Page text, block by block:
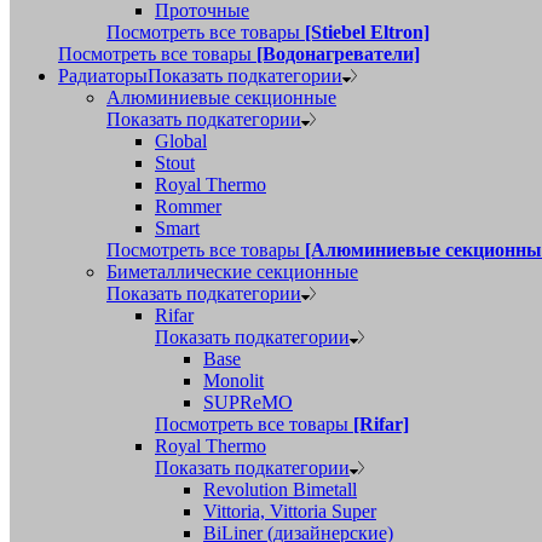
Проточные
Посмотреть все товары [Stiebel Eltron]
Посмотреть все товары [Водонагреватели]
РадиаторыПоказать подкатегории
Алюминиевые секционные
Показать подкатегории
Global
Stout
Royal Thermo
Rommer
Smart
Посмотреть все товары [Алюминиевые
Биметаллические секционные
Показать подкатегории
Rifar
Показать подкатегории
Base
Monolit
SUPReMO
Посмотреть все товары [Rifar]
Royal Thermo
Показать подкатегории
Revolution Bimetall
Vittoria, Vittoria Super
BiLiner (дизайнерские)